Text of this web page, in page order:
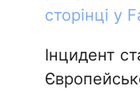
сторінці у
Інцидент